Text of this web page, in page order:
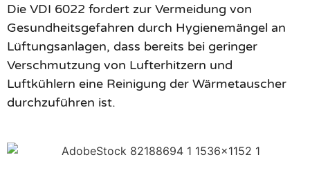
Die VDI 6022 fordert zur Vermeidung von
Gesundheitsgefahren durch Hygienemängel an
Lüftungsanlagen, dass bereits bei geringer
Verschmutzung von Lufterhitzern und
Luftkühlern eine Reinigung der Wärmetauscher
durchzuführen ist.